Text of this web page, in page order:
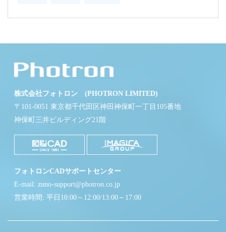
株式会社フォトロン (PHOTRON LIMITED)
〒101-0051 東京都千代田区神田神保町一丁目105番地
神保町三井ビルディング21階
フォトロンCADサポートセンター
E-mail: zuno-support@photron.co.jp
営業時間: 平日10:00～12:00/13:00～17:00